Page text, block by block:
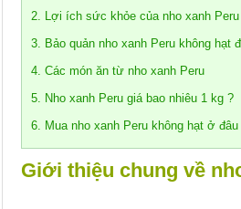
2. Lợi ích sức khỏe của nho xanh Peru
3. Bảo quản nho xanh Peru không hạt
4. Các món ăn từ nho xanh Peru
5. Nho xanh Peru giá bao nhiêu 1 kg ?
6. Mua nho xanh Peru không hạt ở
Giới thiệu chung về